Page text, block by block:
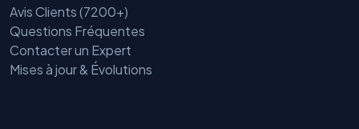
Avis Clients (7200+)
Questions Fréquentes
Contacter un Expert
Mises à jour & Évolutions